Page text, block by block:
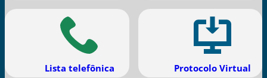
Lista telefônica Protocolo Virtual